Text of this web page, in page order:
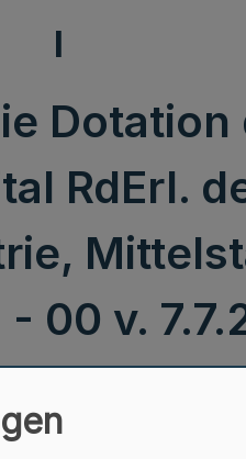
I
Dotation
RdErl.
00 v.